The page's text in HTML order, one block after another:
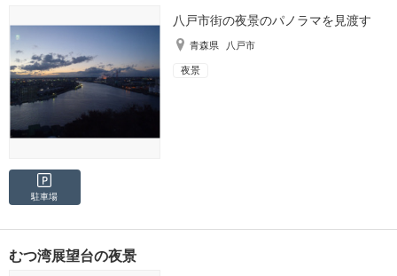
八戸市街の夜景のパノラマを見渡す
青森県 八戸市
夜景
駐車場
むつ湾展望台の夜景